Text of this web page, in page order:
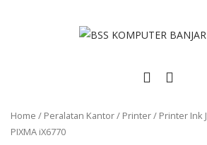
Home / Peralatan Kantor/ Printer/ Printer Ink
PIXMA iX6770